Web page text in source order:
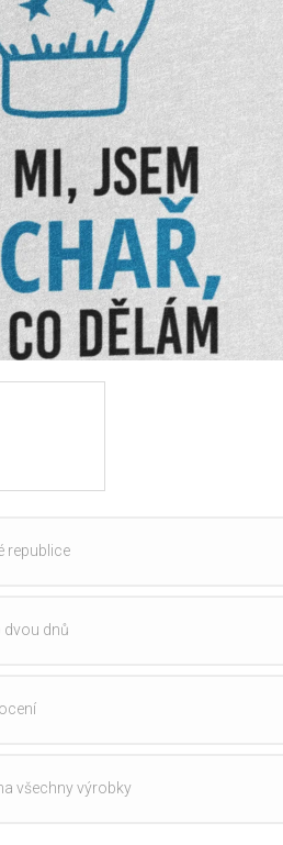
republice
dnů
všechny výrobky